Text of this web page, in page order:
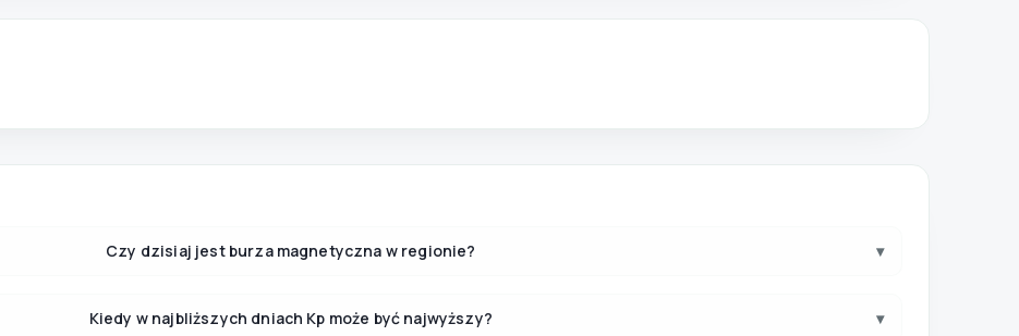
Czy dzisiaj jest burza magnetyczna w regionie? ▾
Kiedy w najbliższych dniach Kp może być najwyższy? ▾